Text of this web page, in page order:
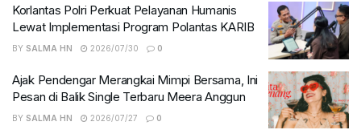
Korlantas Polri Perkuat Pelayanan Humanis
Lewat Implementasi Program Polantas KARIB
BY SALMA HN 2026/07/30 0
Ajak Pendengar Merangkai Mimpi Bersama, Ini
Pesan di Balik Single Terbaru Meera Anggun
BY SALMA HN 2026/07/27 0